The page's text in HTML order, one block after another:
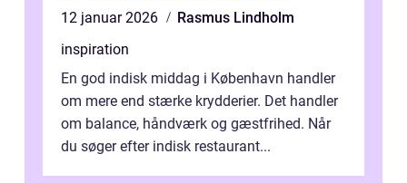
12 januar 2026
Rasmus Lindholm
inspiration
En god indisk middag i København handler
om mere end stærke krydderier. Det handler
om balance, håndværk og gæstfrihed. Når
du søger efter indisk restaurant...